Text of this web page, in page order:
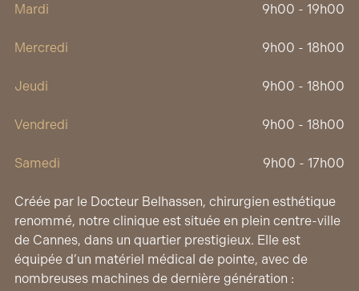
Créée par le Docteur Belhassen, chirurgien esthétique
renommé, notre clinique est située en plein centre-ville
de Cannes, dans un quartier prestigieux. Elle est
équipée d’un matériel médical de pointe, avec de
nombreuses machines de dernière génération :
Mardi 9h00 - 19h00
Mercredi 9h00 - 18h00
Jeudi 9h00 - 18h00
Vendredi 9h00 - 18h00
Samedi 9h00 - 17h00